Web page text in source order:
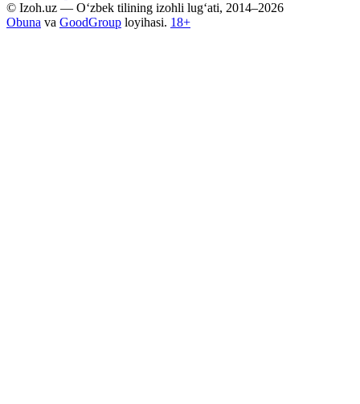
© Izoh.uz — O‘zbek tilining izohli lug‘ati, 2014–2026
Obuna va GoodGroup loyihasi. 18+